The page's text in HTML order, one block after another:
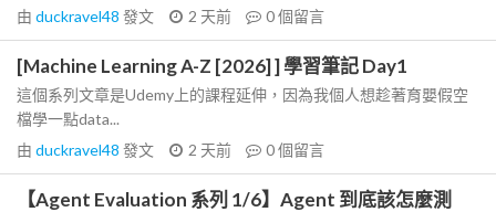
由 duckravel48 發文 2 天前 0個留言
[Machine Learning A-Z [2026] ] 學習筆記 Day1
這個系列文章是Udemy上的課程延伸，因為我個人想趁著育嬰假空
檔學一點data...
由 duckravel48 發文 2 天前 0個留言
【Agent Evaluation 系列 1/6】Agent 到底該怎麼測